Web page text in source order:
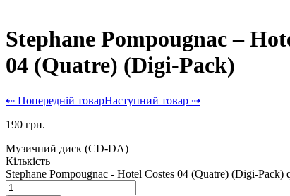
Stephane Pompougnac –
04 (Quatre) (Digi-Pack)
⇠ Попередній товарНаступний товар ⇢
190 грн.
Музичний диск (CD-DA)
Кількість
Stephane Pompougnac - Hotel Costes 04 (Quatre) (Digi-Pack)